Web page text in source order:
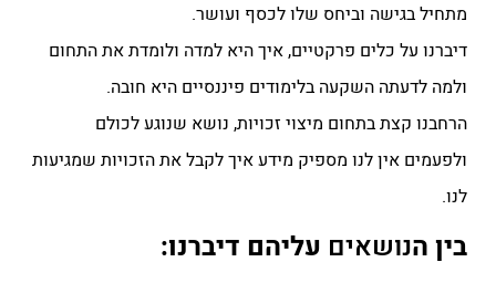
מתחיל בגישה וביחס שלו לכסף ועושר.
דיברנו על כלים פרקטיים, איך היא למדה ולומדת את התחום
ולמה לדעתה השקעה בלימודים פיננסיים היא חובה.
הרחבנו קצת בתחום מיצוי זכויות, נושא שנוגע לכולם
ולפעמים אין לנו מספיק מידע איך לקבל את הזכויות שמגיעות
לנו.
בין הנושאים עליהם דיברנו: